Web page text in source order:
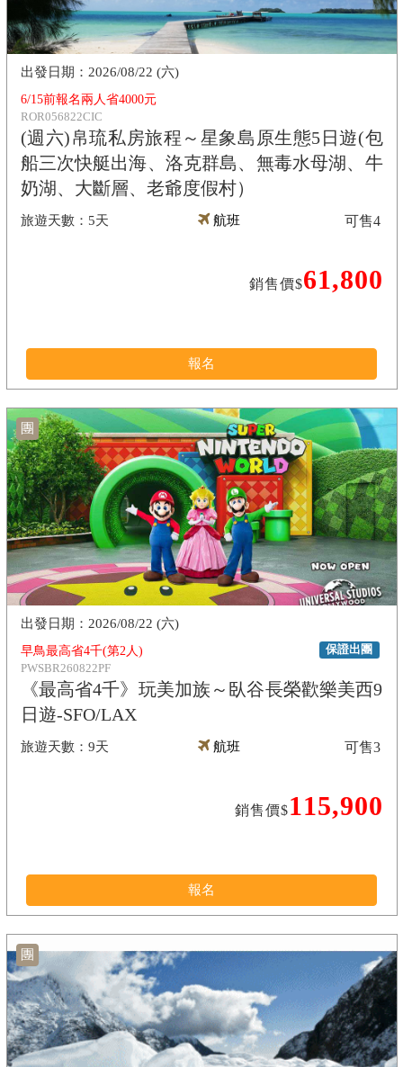
6/15前報名兩人省4000元
ROR056822CIC
(週六)帛琉私房旅程～星象島原生態5日遊(包
船三次快艇出海、洛克群島、無毒水母湖、牛
奶湖、大斷層、老爺度假村）
5天
2026/08/22 (六)
航班
銷售價$61,800
可售4
報名
團
早鳥最高省4千(第2人)
PWSBR260822PF
《最高省4千》玩美加族～臥谷長榮歡樂美西9
日遊-SFO/LAX
保證出團
9天
2026/08/22 (六)
航班
銷售價$115,900
可售3
報名
團